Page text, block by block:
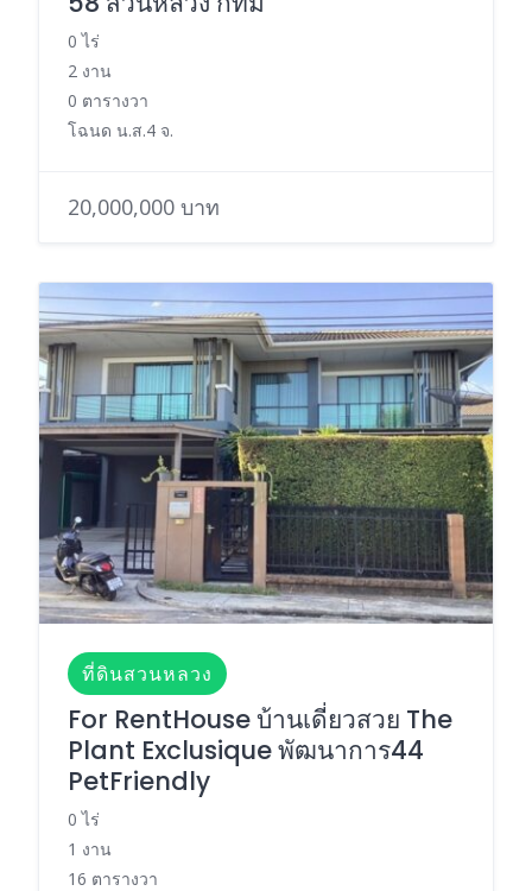
0 ไร่
2 งาน
0 ตารางวา
โฉนด น.ส.4 จ.
20,000,000 บาท
ที่ดินสวนหลวง
For RentHouse บ้านเดี่ยวสวย The
Plant Exclusique พัฒนาการ44
PetFriendly
0 ไร่
1 งาน
16 ตารางวา